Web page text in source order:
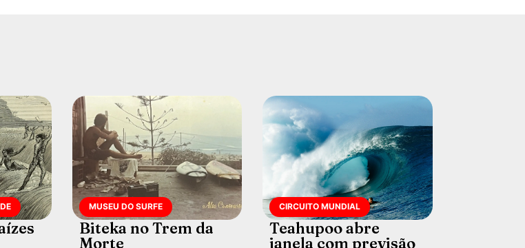
MUSEU DO SURFE
Biteka no Trem da
Morte
CIRCUITO MUNDIAL
Teahupoo abre
janela com previsão